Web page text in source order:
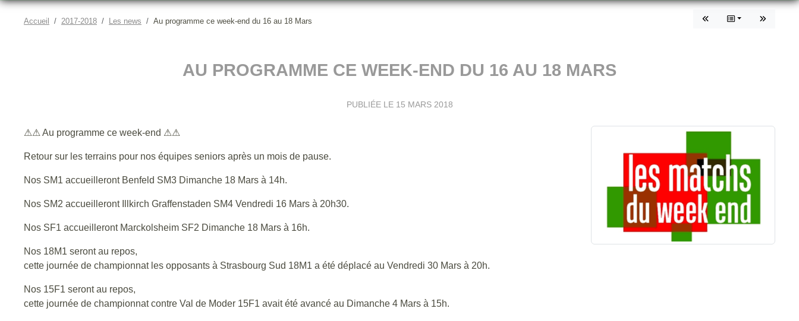
Accueil 2017-2018 Les news Au programme ce week-end du 16 au 18 Mars
AU PROGRAMME CE WEEK-END DU 16 AU 18 MARS
PUBLIÉE LE 15 MARS 2018
⚠⚠ Au programme ce week-end ⚠⚠
Retour sur les terrains pour nos équipes seniors après un mois de pause.
Nos SM1 accueilleront Benfeld SM3 Dimanche 18 Mars à 14h.
Nos SM2 accueilleront Illkirch Graffenstaden SM4 Vendredi 16 Mars à 20h30.
Nos SF1 accueilleront Marckolsheim SF2 Dimanche 18 Mars à 16h.
Nos 18M1 seront au repos,
cette journée de championnat les opposants à Strasbourg Sud 18M1 a été déplacé au Vendredi 30 Mars à 20h.
Nos 15F1 seront au repos,
cette journée de championnat contre Val de Moder 15F1 avait été avancé au Dimanche 4 Mars à 15h.